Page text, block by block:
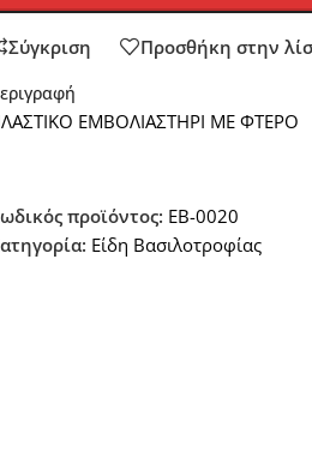
Σύγκριση Προσθήκη στην
ΕΜΒΟΛΙΑΣΤΗΡΙ ΜΕ ΦΤΕΡΟ
προϊόντος: EB-0020
Είδη Βασιλοτροφίας